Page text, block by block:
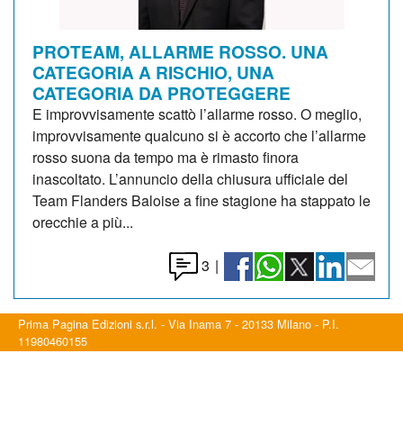
PROTEAM, ALLARME ROSSO. UNA
CATEGORIA A RISCHIO, UNA
CATEGORIA DA PROTEGGERE
E improvvisamente scattò l’allarme rosso. O meglio,
improvvisamente qualcuno si è accorto che l’allarme
rosso suona da tempo ma è rimasto finora
inascoltato. L’annuncio della chiusura ufficiale del
Team Flanders Baloise a fine stagione ha stappato le
orecchie a più...
3 |
Prima Pagina Edizioni s.r.l. - Via Inama 7 - 20133 Milano - P.I.
11980460155